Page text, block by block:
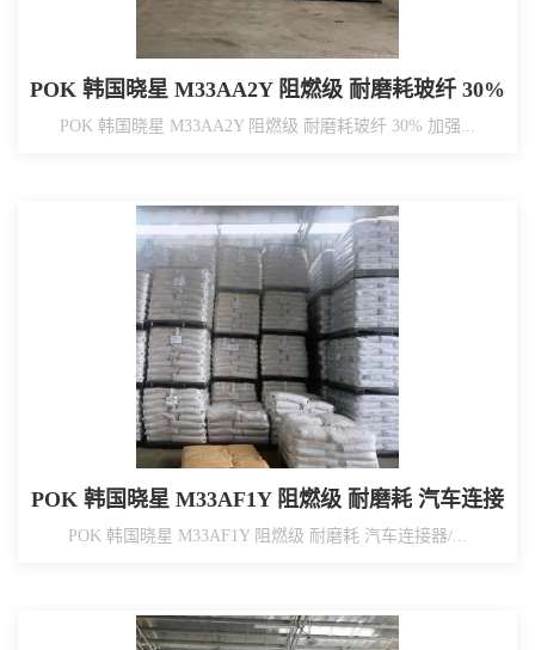
POK 韩国晓星 M33AA2Y 阻燃级 耐磨耗玻纤 30%
加强 汽车连接器/断路器/水表配件/母线部品
POK 韩国晓星 M33AA2Y 阻燃级 耐磨耗玻纤 30% 加强...
POK 韩国晓星 M33AF1Y 阻燃级 耐磨耗 汽车连接
器/断路器/水表配件/母线部品
POK 韩国晓星 M33AF1Y 阻燃级 耐磨耗 汽车连接器/...